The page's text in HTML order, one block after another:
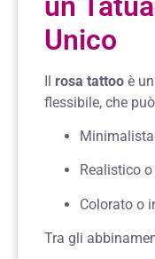
Unico
Il rosa tattoo è
flessibile, che
Realistico
Colorato o
Tra gli